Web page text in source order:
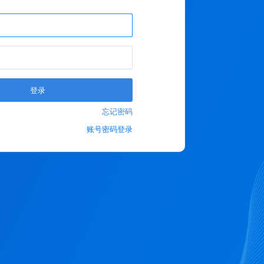
登录
忘记密码
账号密码登录